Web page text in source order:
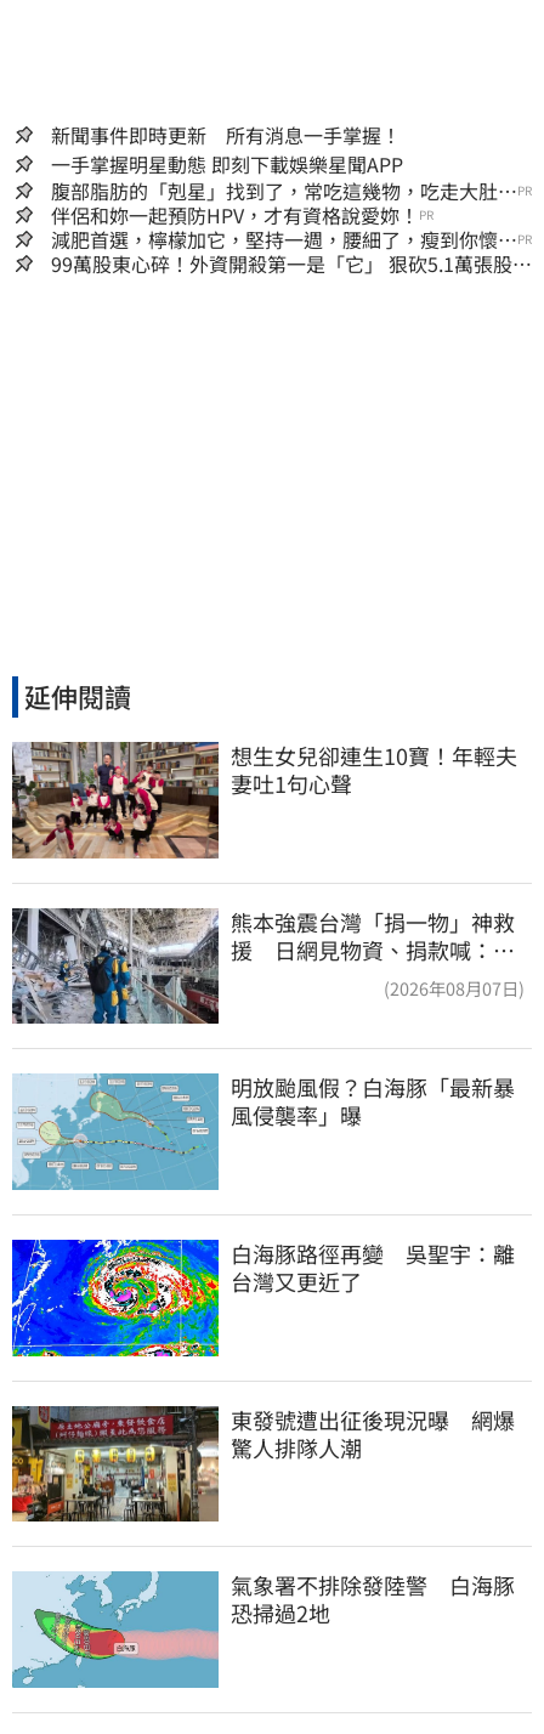
新聞事件即時更新 所有消息一手掌握！
一手掌握明星動態 即刻下載娛樂星聞APP
腹部脂肪的「剋星」找到了，常吃這幾物，吃走大肚
囊，瘦出小蠻腰
PR
伴侶和妳一起預防HPV，才有資格說愛妳！ PR
減肥首選，檸檬加它，堅持一週，腰細了，瘦到你懷疑
人生
PR
99萬股東心碎！外資開殺第一是「它」 狠砍5.1萬張股價
延伸閱讀
想生女兒卻連生10寶！年輕夫
妻吐1句心聲
熊本強震台灣「捐一物」神救
援 日網見物資、捐款喊：給
(2026年08月07日)
明放颱風假？白海豚「最新暴
風侵襲率」曝
白海豚路徑再變　吳聖宇：離
台灣又更近了
東發號遭出征後現況曝　網爆
驚人排隊人潮
氣象署不排除發陸警　白海豚
恐掃過2地